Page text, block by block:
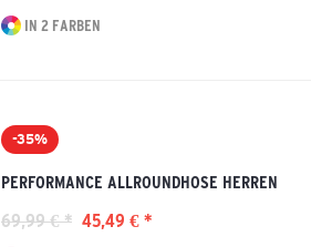
IN 2 FARBEN
-35%
PERFORMANCE ALLROUNDHOSE HERREN
69,99 € * 45,49 € *